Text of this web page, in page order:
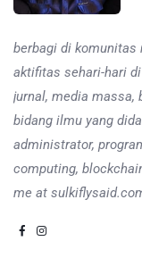
berbagi di komunitas
aktifitas sehari-hari
jurnal, media massa,
bidang ilmu yang
administrator,
computing,
me at